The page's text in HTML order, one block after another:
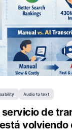
Audio to text
servicio de
volviendo